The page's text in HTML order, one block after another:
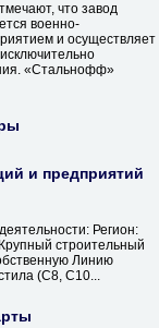
что завод
военно-
и осуществляет
«Стальнофф»
и предприятий
Регион:
строительный
Линию
(С8, С10...